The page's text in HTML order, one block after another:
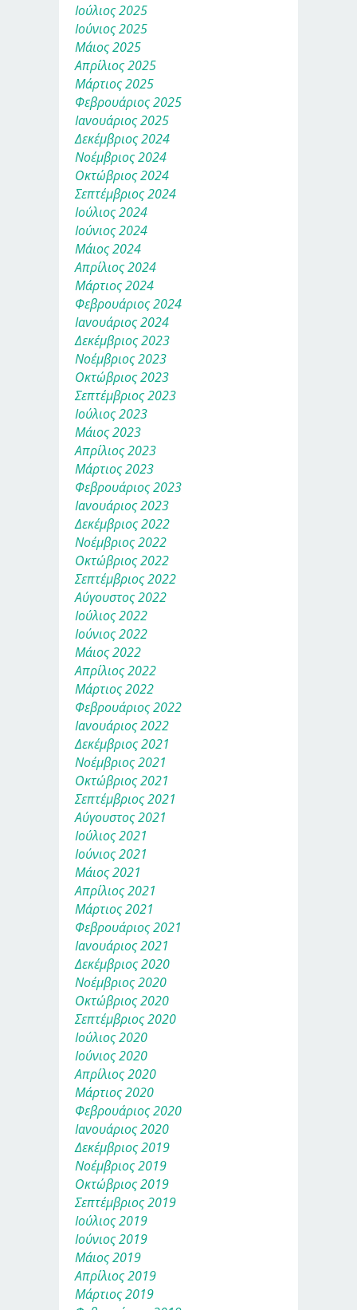
Ιούλιος 2025
Ιούνιος 2025
Μάιος 2025
Απρίλιος 2025
Μάρτιος 2025
Φεβρουάριος 2025
Ιανουάριος 2025
Δεκέμβριος 2024
Νοέμβριος 2024
Οκτώβριος 2024
Σεπτέμβριος 2024
Ιούλιος 2024
Ιούνιος 2024
Μάιος 2024
Απρίλιος 2024
Μάρτιος 2024
Φεβρουάριος 2024
Ιανουάριος 2024
Δεκέμβριος 2023
Νοέμβριος 2023
Οκτώβριος 2023
Σεπτέμβριος 2023
Ιούλιος 2023
Μάιος 2023
Απρίλιος 2023
Μάρτιος 2023
Φεβρουάριος 2023
Ιανουάριος 2023
Δεκέμβριος 2022
Νοέμβριος 2022
Οκτώβριος 2022
Σεπτέμβριος 2022
Αύγουστος 2022
Ιούλιος 2022
Ιούνιος 2022
Μάιος 2022
Απρίλιος 2022
Μάρτιος 2022
Φεβρουάριος 2022
Ιανουάριος 2022
Δεκέμβριος 2021
Νοέμβριος 2021
Οκτώβριος 2021
Σεπτέμβριος 2021
Αύγουστος 2021
Ιούλιος 2021
Ιούνιος 2021
Μάιος 2021
Απρίλιος 2021
Μάρτιος 2021
Φεβρουάριος 2021
Ιανουάριος 2021
Δεκέμβριος 2020
Νοέμβριος 2020
Οκτώβριος 2020
Σεπτέμβριος 2020
Ιούλιος 2020
Ιούνιος 2020
Απρίλιος 2020
Μάρτιος 2020
Φεβρουάριος 2020
Ιανουάριος 2020
Δεκέμβριος 2019
Νοέμβριος 2019
Οκτώβριος 2019
Σεπτέμβριος 2019
Ιούλιος 2019
Ιούνιος 2019
Μάιος 2019
Απρίλιος 2019
Μάρτιος 2019